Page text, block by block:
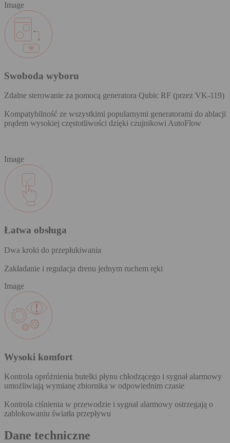
Image
Swoboda wyboru
Zdalne sterowanie za pomocą generatora Qubic RF (przez VK-119)
Kompatybilność ze wszystkimi popularnymi generatorami do ablacji
prądem wysokiej częstotliwości dzięki czujnikowi AutoFlow
Image
Łatwa obsługa
Dwa kroki do przepłukiwania
Zakładanie i regulacja drenu jednym ruchem ręki
Image
Wysoki komfort
Kontrola opróżnienia butelki płynu chłodzącego i sygnał alarmowy
umożliwiają wymianę zbiornika w odpowiednim czasie
Kontrola ciśnienia w przewodzie i sygnał alarmowy ostrzegają o
zablokowaniu światła przepływu
Dane techniczne